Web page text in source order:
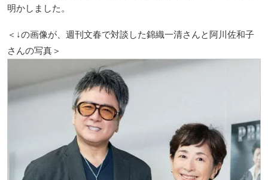
明かしました。
＜↓の画像が、週刊文春で対談した錦織一清さんと阿川佐和子
さんの写真＞